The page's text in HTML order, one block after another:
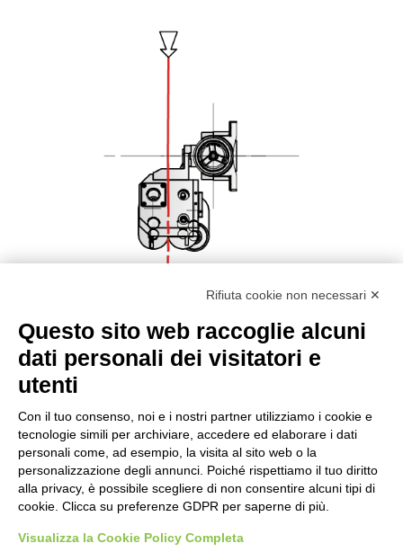
Download Scheda Tecnica
Download Catalogo Generale
Rifiuta cookie non necessari ✕
Questo sito web raccoglie alcuni
dati personali dei visitatori e
utenti
Con il tuo consenso, noi e i nostri partner utilizziamo i cookie e
tecnologie simili per archiviare, accedere ed elaborare i dati
personali come, ad esempio, la visita al sito web o la
personalizzazione degli annunci. Poiché rispettiamo il tuo diritto
alla privacy, è possibile scegliere di non consentire alcuni tipi di
cookie. Clicca su preferenze GDPR per saperne di più.
Visualizza la Cookie Policy Completa